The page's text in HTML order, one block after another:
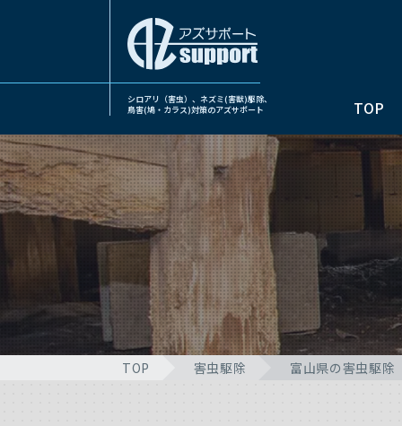
シロアリ（害虫）、ネズミ(害獣)駆除、
鳥害(鳩・カラス)対策のアズサポート
TOP
TOP 害虫駆除 富山県の害虫駆除